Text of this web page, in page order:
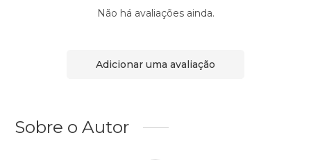
Não há avaliações ainda.
Adicionar uma avaliação
Sobre o Autor